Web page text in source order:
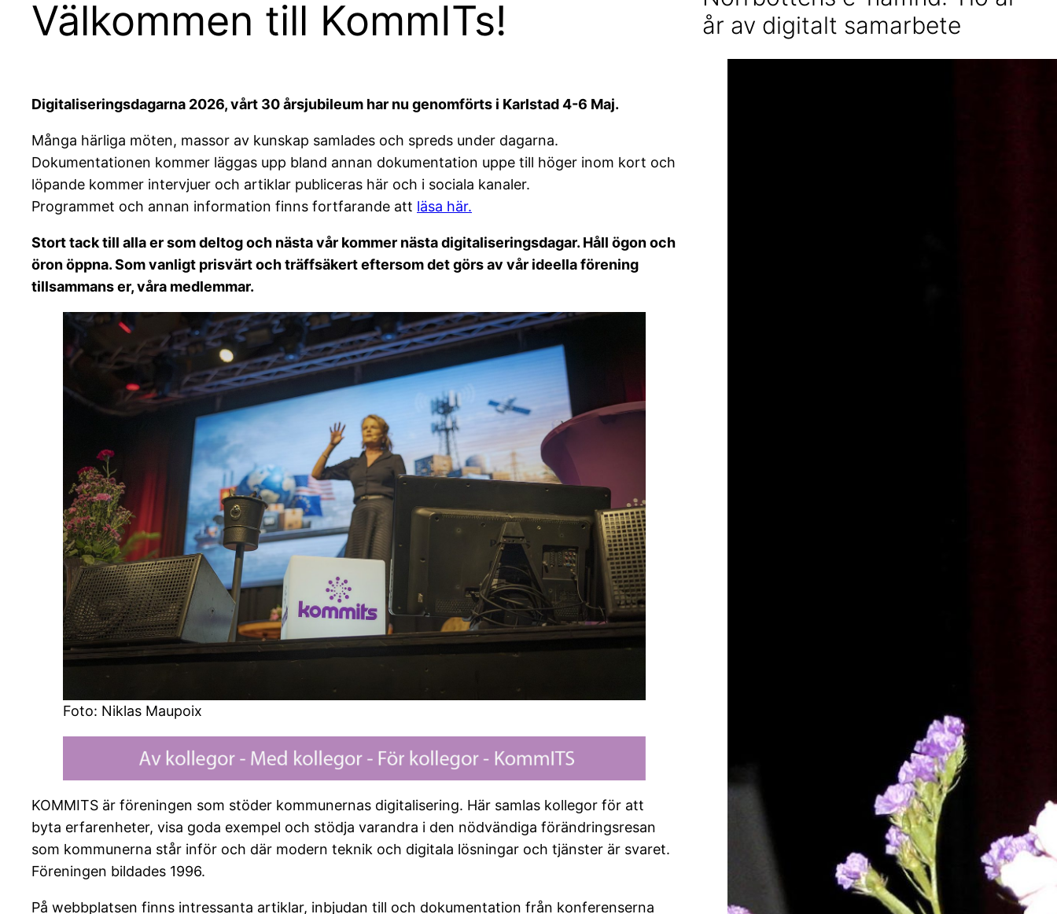
Välkommen till KommITs!
Digitaliseringsdagarna 2026, vårt 30 årsjubileum har nu genomförts i Karlstad 4-6 Maj.
Många härliga möten, massor av kunskap samlades och spreds under dagarna.
Dokumentationen kommer läggas upp bland annan dokumentation uppe till höger inom kort och
löpande kommer intervjuer och artiklar publiceras här och i sociala kanaler.
Programmet och annan information finns fortfarande att läsa här.
Stort tack till alla er som deltog och nästa vår kommer nästa digitaliseringsdagar. Håll ögon och
öron öppna.Som vanligt prisvärt och träffsäkert eftersom det görs av vår ideella förening
tillsammans er, våra medlemmar.
Foto: Niklas Maupoix
KOMMITS är föreningen som stöder kommunernas digitalisering. Här samlas kollegor för att
byta erfarenheter, visa goda exempel och stödja varandra i den nödvändiga förändringsresan
som kommunerna står inför och där modern teknik och digitala lösningar och tjänster är svaret.
Föreningen bildades 1996.
På webbplatsen finns intressanta artiklar, inbjudan till och dokumentation från konferenserna
år av digitalt samarbete